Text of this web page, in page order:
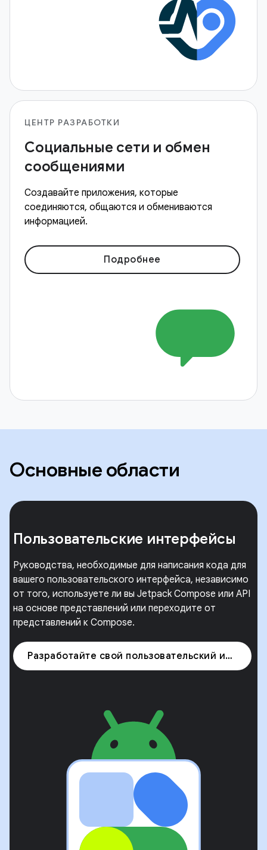
ЦЕНТР РАЗРАБОТКИ
Социальные сети и обмен
сообщениями
Создавайте приложения, которые
соединяются, общаются и обмениваются
информацией.
Подробнее
Основные области
Пользовательские интерфейсы
Руководства, необходимые для написания кода для
вашего пользовательского интерфейса, независимо
от того, используете ли вы Jetpack Compose или API
на основе представлений или переходите от
представлений к Compose.
Разработайте свой пользовательский интерфейс